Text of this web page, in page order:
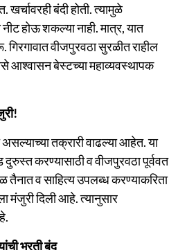
बंदी होती. त्यामुळे
होऊ शकल्या नाही. मात्र, यात
वीजपुरवठा सुरळीत राहील
आश्वासन बेस्टच्या महाव्यवस्थापक
तक्रारी वाढल्या आहेत. या
दुरुस्त करण्यासाठी व वीजपुरवठा पूर्ववत
तैनात व साहित्य उपलब्ध करण्याकरिता
मंजुरी दिली आहे. त्यानुसार
भरती बंद